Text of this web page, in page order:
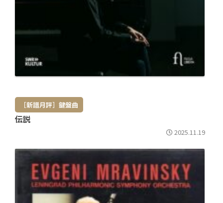
［新譜月評］鍵盤曲
伝説
2025.11.19